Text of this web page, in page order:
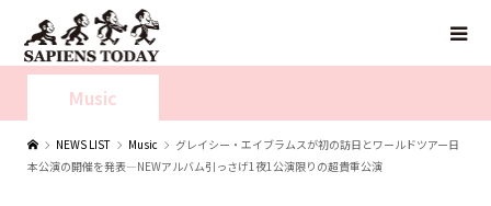
Music
NEWS LIST Music
グレイシー・エイブラムスが初の訪日とワールドツアー日
本公演の開催を発表—NEWアルバム引っさげ1夜1公演限りの超貴重公演